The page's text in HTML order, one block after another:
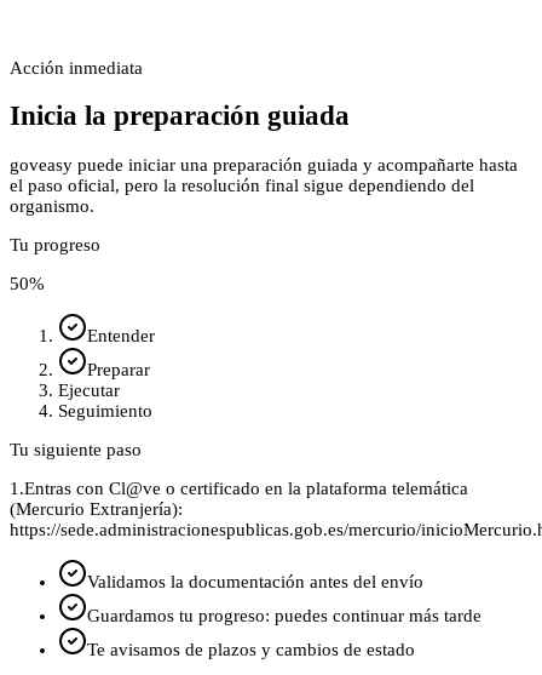
Acción inmediata
Inicia la preparación guiada
goveasy puede iniciar una preparación guiada y acompañarte hasta
el paso oficial, pero la resolución final sigue dependiendo del
organismo.
Tu progreso
50%
Entender
Preparar
Ejecutar
Seguimiento
Tu siguiente paso
1.Entras con Cl@ve o certificado en la plataforma telemática
(Mercurio Extranjería):
https://sede.administracionespublicas.gob.es/mercurio/
Validamos la documentación antes del envío
Guardamos tu progreso: puedes continuar más tarde
Te avisamos de plazos y cambios de estado